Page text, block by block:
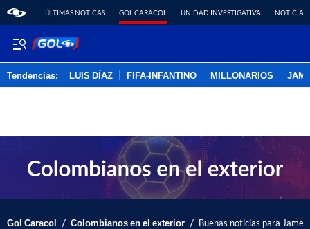
ÚLTIMAS NOTICAS GOL CARACOL UNIDAD INVESTIGATIVA NOTICIAS
Tendencias: LUIS DÍAZ FIFA-INFANTINO MILLONARIOS
Gol Caracol / Colombianos en el exterior / Buenas noticias para